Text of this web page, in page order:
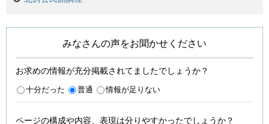
みなさんの声をお聞かせください
お求めの情報が充分掲載されてましたでしょうか？
十分だった 普通 情報が足りない
ページの構成や内容、表現は分りやすかったでしょうか？